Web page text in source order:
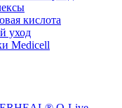
кислота
уход
Medicell